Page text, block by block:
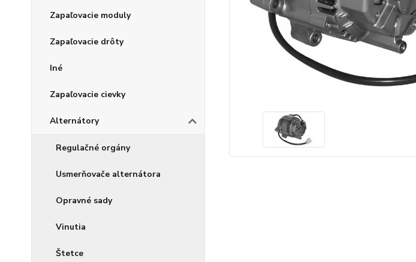
Zapaľovacie moduly
Zapaľovacie drôty
Iné
Zapaľovacie cievky
Alternátory
Regulačné orgány
Usmerňovače alternátora
Opravné sady
Vinutia
Štetce